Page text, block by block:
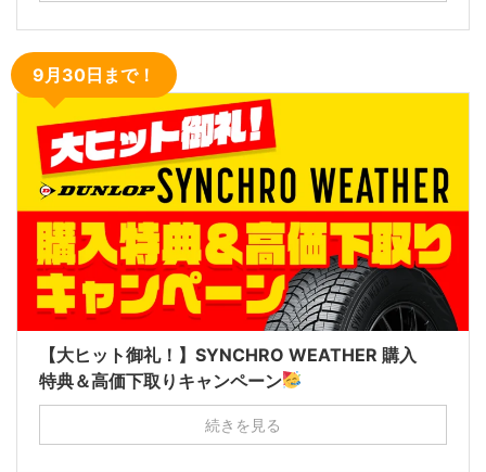
9月30日まで！
【大ヒット御礼！】SYNCHRO WEATHER 購入
特典＆高価下取りキャンペーン
続きを見る